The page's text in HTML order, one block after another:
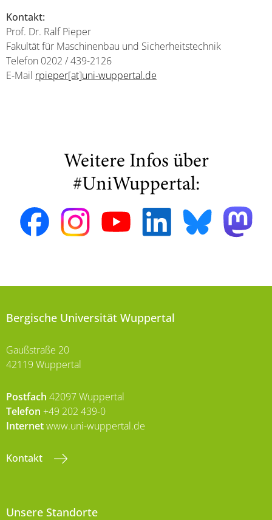
Kontakt:
Prof. Dr. Ralf Pieper
Fakultät für Maschinenbau und Sicherheitstechnik
Telefon 0202 / 439-2126
E-Mail rpieper[at]uni-wuppertal.de
Weitere Infos über
#UniWuppertal:
Bergische Universität Wuppertal
Gaußstraße 20
42119 Wuppertal
Postfach 42097 Wuppertal
Telefon +49 202 439-0
Internetwww.uni-wuppertal.de
Kontakt
Unsere Standorte